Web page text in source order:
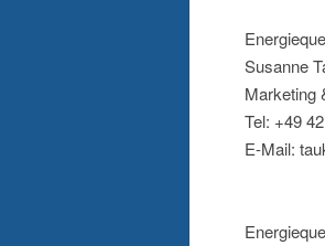
Susanne
Marketing
Tel: +49
E-Mail: